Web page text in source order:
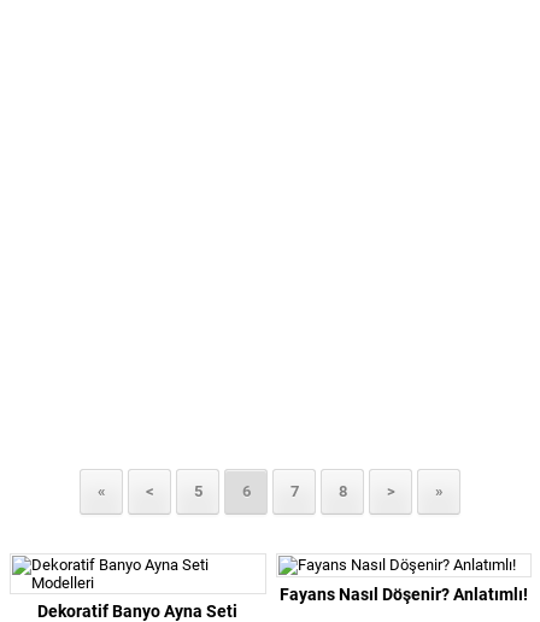
« < 5 6 7 8 > »
Dekoratif Banyo Ayna Seti
Fayans Nasıl Döşenir? Anlatımlı!